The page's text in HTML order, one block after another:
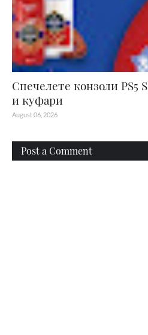
Спечелете конзоли PS5
и куфари
August 06, 2026
Post a Comment